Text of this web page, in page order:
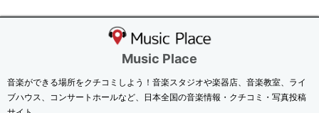
Music Place
音楽ができる場所をクチコミしよう！音楽スタジオや楽器店、音楽教室、ライ
ブハウス、コンサートホールなど、日本全国の音楽情報・クチコミ・写真投稿